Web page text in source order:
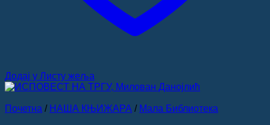
Додај у Листу жеља
Почетна / НАША КЊИЖАРА / Мала Библиотека